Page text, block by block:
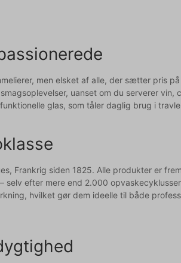
men elsket af alle, der sætter pris
uanset om du serverer vin,
glas, som tåler daglig brug i travle
Frankrig siden 1825. Alle produkter er
efter mere end 2.000
hvilket gør dem ideelle til både